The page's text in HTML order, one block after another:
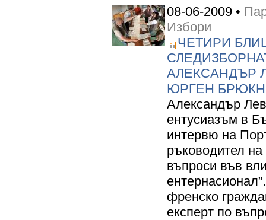
08-06-2009 •
Избори
ЧЕТИРИ
АЛЕКСАНДЪР
ЮРГЕН
Александър
ентусиазъм в
интервю на
ръководител на
въпроси във
френско
експерт по